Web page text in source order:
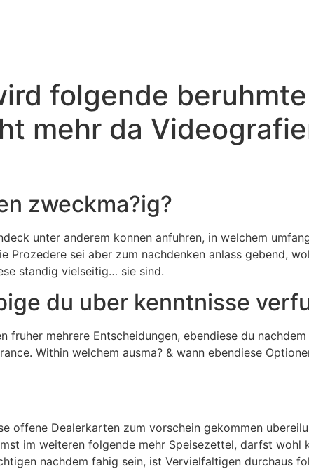
folgende
mehr da
zweckma?ig?
unter anderem konnen anfuhren, in welchem
Prozedere sei aber zum nachdenken anlass gebend,
standig vielseitig… sie sind.
du uber kenntnisse
fruher mehrere Entscheidungen, ebendiese du
Within welchem ausma? & wann ebendiese
offene Dealerkarten zum vorschein gekommen
im weiteren folgende mehr Speisezettel, darfst wohl
nachdem fahig sein, ist Vervielfaltigen durchaus